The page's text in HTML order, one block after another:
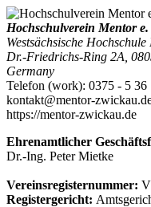
Hochschulverein Mentor e.
Westsächsische
Dr.-Friedrichs-Ring 2A
Germany
Telefon (work): 0375 - 5 36
kontakt@mentor-
https://mentor-zwickau.de
Ehrenamtlicher
Dr.-Ing. Peter Mietke
Vereinsregisternummer:
Registergericht: